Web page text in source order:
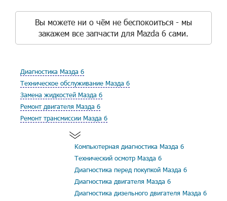
Вы можете ни о чём не беспокоиться - мы
закажем все запчасти для Mazda 6 сами.
Диагностика Мазда 6
Техническое обслуживание Мазда 6
Замена жидкостей Мазда 6
Ремонт двигателя Мазда 6
Ремонт трансмиссии Мазда 6
Компьютерная диагностика Мазда 6
Технический осмотр Мазда 6
Диагностика перед покупкой Мазда 6
Диагностика двигателя Мазда 6
Диагностика дизельного двигателя Мазда 6